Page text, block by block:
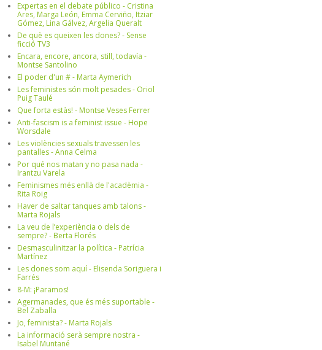
Expertas en el debate público - Cristina
Ares, Marga León, Emma Cerviño, Itziar
Gómez, Lina Gálvez, Argelia Queralt
De què es queixen les dones? - Sense
ficció TV3
Encara, encore, ancora, still, todavía -
Montse Santolino
El poder d'un # - Marta Aymerich
Les feministes són molt pesades - Oriol
Puig Taulé
Que forta estàs! - Montse Veses Ferrer
Anti-fascism is a feminist issue - Hope
Worsdale
Les violències sexuals travessen les
pantalles - Anna Celma
Por qué nos matan y no pasa nada -
Irantzu Varela
Feminismes més enllà de l'acadèmia -
Rita Roig
Haver de saltar tanques amb talons -
Marta Rojals
La veu de l’experiència o dels de
sempre? - Berta Florés
Desmasculinitzar la política - Patrícia
Martínez
Les dones som aquí - Elisenda Soriguera i
Farrés
8-M: ¡Paramos!
Agermanades, que és més suportable -
Bel Zaballa
Jo, feminista? - Marta Rojals
La informació serà sempre nostra -
Isabel Muntané